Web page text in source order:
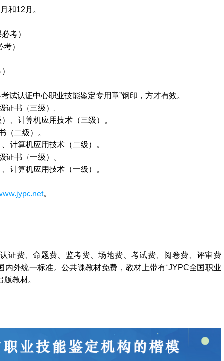
月和12 月。
考）
）
试认证中心职业技能鉴定专用章”钢印，方才有效。
证书（三级）。
、计算机应用技术（三级）。
（二级）。
计算机应用技术（二级）。
证书（一级）。
计算机应用技术（一级）。
。
证费、命题费、监考费、场地费、考试费、阅卷费、评审费
外统一标准。公共课教材免费，教材上带有“JYPC全国职业
教材。